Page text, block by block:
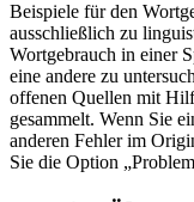
Beispiele für den
ausschließlich zu
Wortgebrauch in einer
eine andere zu
offenen Quellen mit
gesammelt. Wenn Sie
anderen Fehler im
Sie die Option